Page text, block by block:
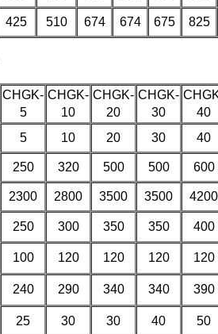
425 510 674 674 675 825
CHGK-
5
CHGK-
10
CHGK-
20
CHGK-
30
40
5 10 20 30 40
250 320 500 500 600
2300 2800 3500 3500
4200
250 300 350 350 400
100 120 120 120 120
240 290 340 340 390
25 30 30 40 50